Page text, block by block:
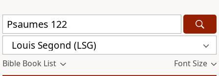
Louis Segond (LSG)
Bible Book List Font Size